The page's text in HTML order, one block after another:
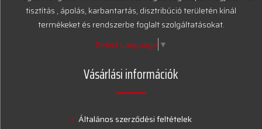
tisztítás , ápolás, karbantartás, disztribúció területén kínál
termékeket és rendszerbe foglalt szolgáltatásokat.
Select Language ▼
Vásárlási információk
Általános szerződési feltételek